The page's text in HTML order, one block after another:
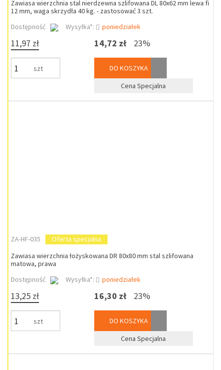
Zawiasa wierzchnia stal nierdzewna szlifowana DL 80x62 mm lewa fi
12 mm, waga skrzydła 40 kg. - zastosować 3 szt.
Dostępność
Wysyłka*: poniedziałek
11,97 zł
szt
14,72 zł 23%
DO KOSZYKA
Cena Specjalna
ZA-HF-035
Oferta specjalna
Zawiasa wierzchnia łożyskowana DR 80x80 mm stal szlifowana
matowa, prawa
Dostępność
Wysyłka*: poniedziałek
13,25 zł
szt
16,30 zł 23%
DO KOSZYKA
Cena Specjalna